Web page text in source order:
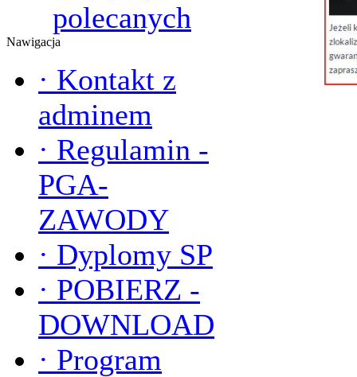
polecanych
Nawigacja
· Kontakt z
adminem
· Regulamin -
PGA-
ZAWODY
· Dyplomy SP
· POBIERZ -
DOWNLOAD
· Program